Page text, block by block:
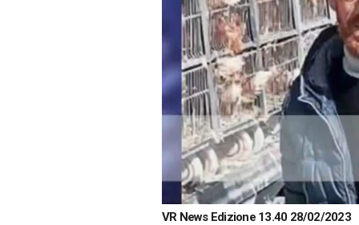
Unmute Loaded:
1.76%
VR News Edizione 13.40 28/02/2023